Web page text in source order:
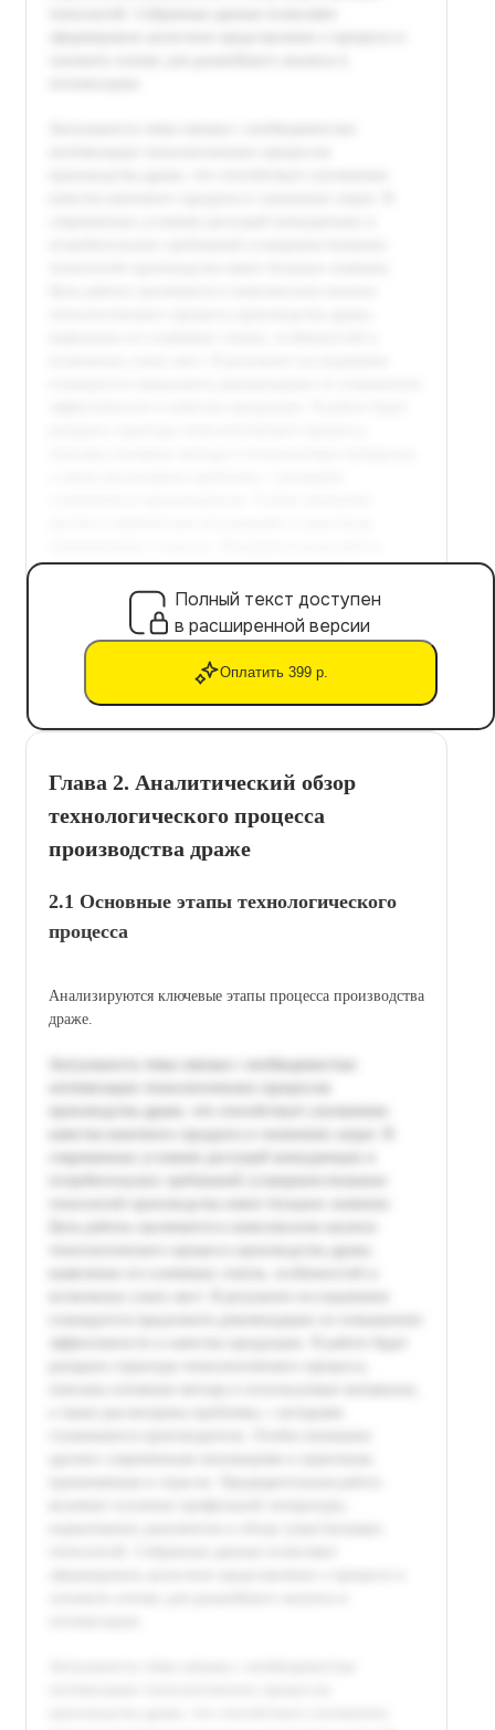
Полный текст доступен
в расширенной версии
Оплатить 399 р.
Глава 2. Аналитический обзор
технологического процесса
производства драже
2.1 Основные этапы технологического
процесса
Анализируются ключевые этапы процесса производства
драже.